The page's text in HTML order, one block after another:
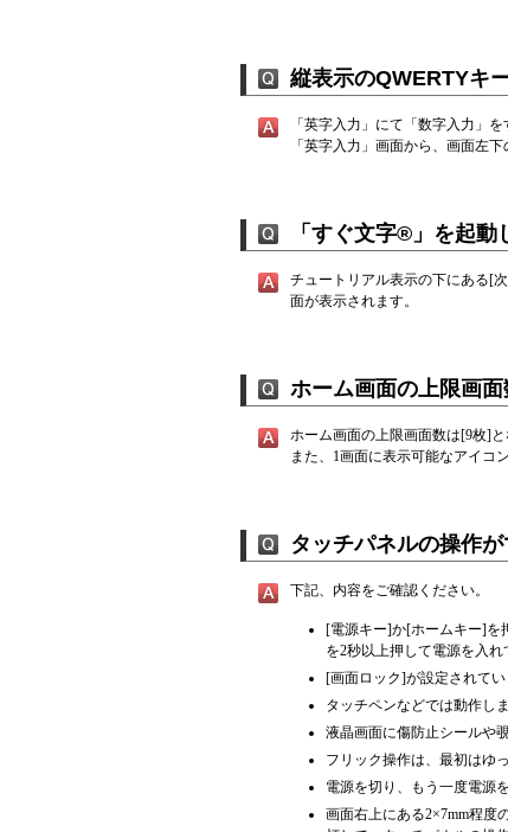
縦表示のQWERTYキ
「英字入力」にて「数字入力」を
「英字入力」画面から、画面左
「すぐ文字®」を起動
チュートリアル表示の下にある[
面が表示されます。
ホーム画面の上限画面
ホーム画面の上限画面数は[9枚]と
また、1画面に表示可能なアイコ
タッチパネルの操作
下記、内容をご確認ください。
[電源キー]か[ホームキー]を
を2秒以上押して電源を入れ
[画面ロック]が設定されてい
タッチペンなどでは動作し
液晶画面に傷防止シールや
フリック操作は、最初はゆ
電源を切り、もう一度電源
画面右上にある2×7mm程度